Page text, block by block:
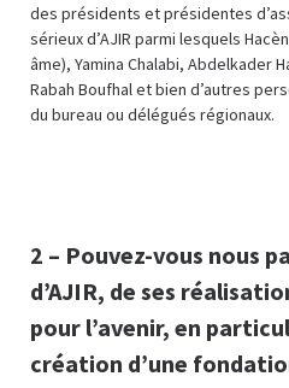
des présidents et présidentes
sérieux d’AJIR parmi lesquels
âme), Yamina Chalabi, Abdelkader
Rabah Boufhal et bien d’autres
du bureau ou délégués régionaux.
2 – Pouvez-vous nous
d’AJIR, de ses
pour l’avenir, en
création d’une